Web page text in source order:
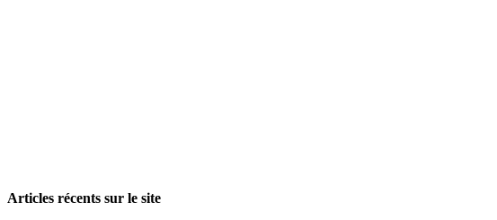
Articles récents sur le site